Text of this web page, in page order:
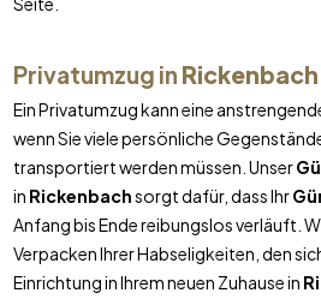
Privatumzug in Rickenbach
Ein Privatumzug kann eine
wenn Sie viele persönliche
transportiert werden müssen. Unser
in Rickenbachsorgt dafür, dass Ihr
Anfang bis Ende reibungslos verläuft.
Verpacken Ihrer Habseligkeiten, den
Einrichtung in Ihrem neuen Zuhause in